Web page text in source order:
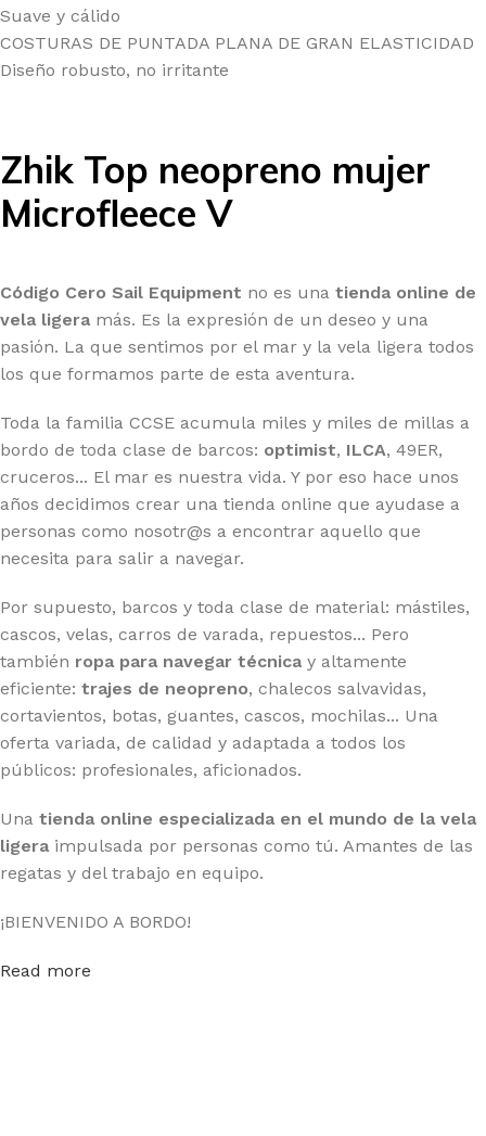
Suave y cálido
COSTURAS DE PUNTADA PLANA DE GRAN ELASTICIDAD
Diseño robusto, no irritante
Zhik Top neopreno mujer
Microfleece V
Código Cero Sail Equipment no es una tienda online de
vela ligera más. Es la expresión de un deseo y una
pasión. La que sentimos por el mar y la vela ligera todos
los que formamos parte de esta aventura.
Toda la familia CCSE acumula miles y miles de millas a
bordo de toda clase de barcos: optimist, ILCA, 49ER,
cruceros... El mar es nuestra vida. Y por eso hace unos
años decidimos crear una tienda online que ayudase a
personas como nosotr@s a encontrar aquello que
necesita para salir a navegar.
Por supuesto, barcos y toda clase de material: mástiles,
cascos, velas, carros de varada, repuestos... Pero
también ropa para navegar técnica y altamente
eficiente: trajes de neopreno, chalecos salvavidas,
cortavientos, botas, guantes, cascos, mochilas... Una
oferta variada, de calidad y adaptada a todos los
públicos: profesionales, aficionados.
Una tienda online especializada en el mundo de la vela
ligera impulsada por personas como tú. Amantes de las
regatas y del trabajo en equipo.
¡BIENVENIDO A BORDO!
Read more